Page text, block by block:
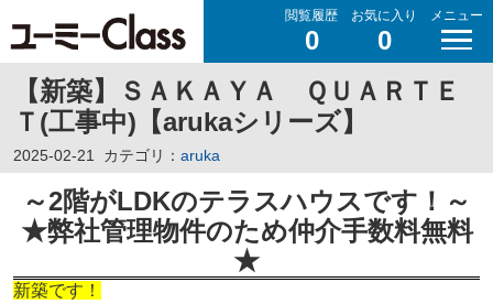
閲覧履歴
0
お気に入り
0
メニュー
【新築】ＳＡＫＡＹＡ ＱＵＡＲＴＥ
Ｔ(工事中)【arukaシリーズ】
2025-02-21 カテゴリ： aruka
～2階がLDKのテラスハウスです！ ～
★弊社管理物件のため仲介手数料無料
★
新築です！